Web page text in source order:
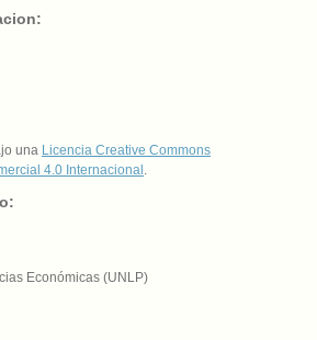
una Licencia Creative Commons
4.0 Internacional
Económicas (UNLP)